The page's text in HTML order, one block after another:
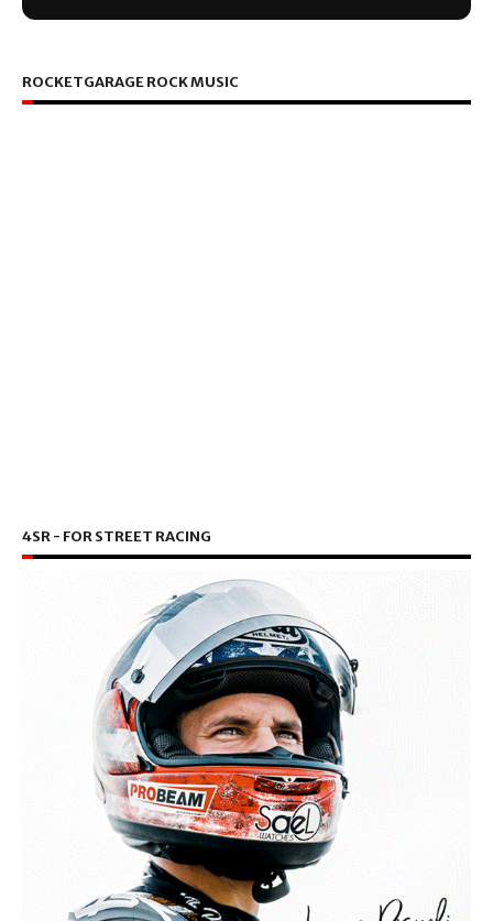
ROCKETGARAGE ROCK MUSIC
4SR - FOR STREET RACING